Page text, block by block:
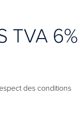
TVA 6%
des conditions